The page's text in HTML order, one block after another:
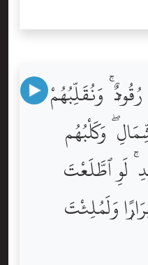
وَنُقَلِّبُهُمْ
وَكَلْبُهُم
لَوِ ٱطَّلَعْتَ
وَلَمُلِئْتَ